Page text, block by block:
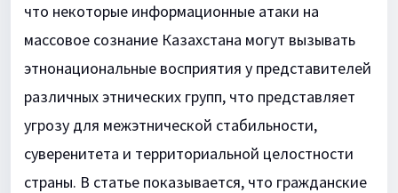
что некоторые информационные атаки на
массовое сознание Казахстана могут вызывать
этнонациональные восприятия у представителей
различных этнических групп, что представляет
угрозу для межэтнической стабильности,
суверенитета и территориальной целостности
страны. В статье показывается, что гражданские